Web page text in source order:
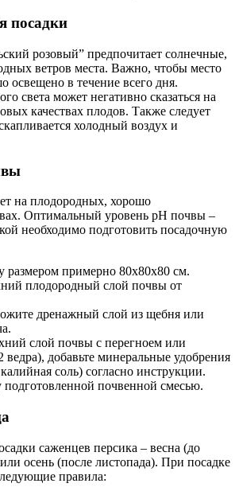
посадки
розовый” предпочитает солнечные,
ветров места. Важно, чтобы место
освещено в течение всего дня.
света может негативно сказаться на
качествах плодов. Также следует
холодный воздух и
на плодородных, хорошо
Оптимальный уровень pH почвы –
необходимо подготовить посадочную
размером примерно 80x80x80 см.
плодородный слой почвы от
дренажный слой из щебня или
слой почвы с перегноем или
ведра), добавьте минеральные удобрения
соль) согласно инструкции.
подготовленной почвенной смесью.
саженцев персика – весна (до
осень (после листопада). При посадке
правила: